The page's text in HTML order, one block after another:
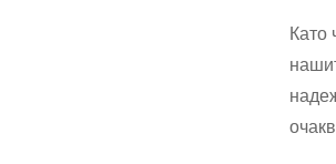
Като